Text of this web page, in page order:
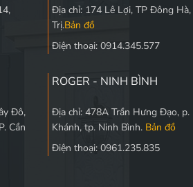
Địa chỉ: 174 Lê Lợi, TP Đông
Trị.Bản đồ
Điện thoại: 0914.345.577
Đô,
Cần
ROGER - NINH BÌNH
Địa chỉ: 478A Trần Hưng Đạo, p.
Khánh, tp. Ninh Bình. Bản đồ
Điện thoại: 0961.235.835